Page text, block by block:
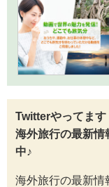
Twitterやってます
海外旅行の最新情
中♪
海外旅行の最新情